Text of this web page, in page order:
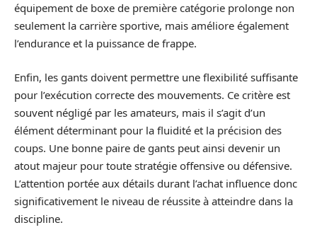
équipement de boxe de première catégorie prolonge non
seulement la carrière sportive, mais améliore également
l’endurance et la puissance de frappe.
Enfin, les gants doivent permettre une flexibilité suffisante
pour l’exécution correcte des mouvements. Ce critère est
souvent négligé par les amateurs, mais il s’agit d’un
élément déterminant pour la fluidité et la précision des
coups. Une bonne paire de gants peut ainsi devenir un
atout majeur pour toute stratégie offensive ou défensive.
L’attention portée aux détails durant l’achat influence donc
significativement le niveau de réussite à atteindre dans la
discipline.